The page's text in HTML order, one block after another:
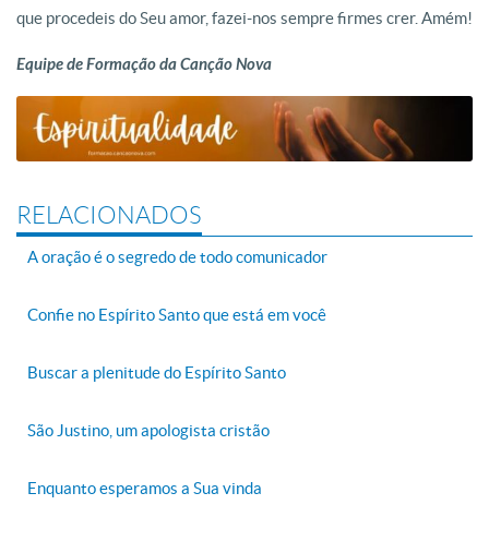
que procedeis do Seu amor, fazei-nos sempre firmes crer. Amém!
Equipe de Formação da Canção Nova
RELACIONADOS
A oração é o segredo de todo comunicador
Confie no Espírito Santo que está em você
Buscar a plenitude do Espírito Santo
São Justino, um apologista cristão
Enquanto esperamos a Sua vinda